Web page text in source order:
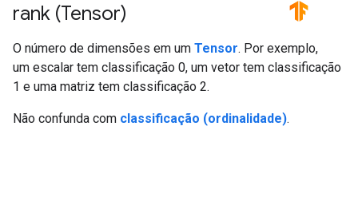
rank (Tensor) #TensorFlow
O número de dimensões em um Tensor. Por exemplo,
um escalar tem classificação 0, um vetor tem classificação
1 e uma matriz tem classificação 2.
Não confunda com classificação (ordinalidade).